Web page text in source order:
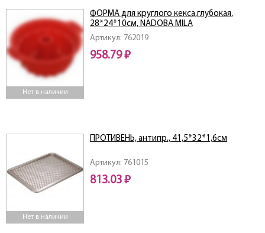
Нет в наличии
Артикул: 762019
ФОРМА для круглого кекса,глубокая,
28*24*10см, NADOBA MILA
958.79 ₽
Нет в наличии
Артикул: 761015
ПРОТИВЕНЬ, антипр., 41,5*32*1,6см
813.03 ₽